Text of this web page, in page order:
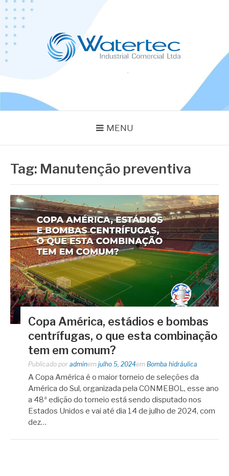
Pular
para
conteúdo
MENU
Tag: Manutenção preventiva
Copa América, estádios e bombas
centrífugas, o que esta combinação
tem em comum?
Publicado por adminem julho 5, 2024em Bomba hidráulica
A Copa América é o maior torneio de seleções da
América do Sul, organizada pela CONMEBOL, esse ano
a 48ª edição do torneio está sendo disputado nos
Estados Unidos e vai até dia 14 de julho de 2024, com
dez…